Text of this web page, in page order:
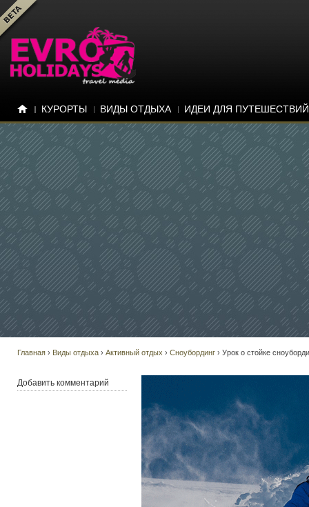
КУРОРТЫ ВИДЫ ОТДЫХА ИДЕИ ДЛЯ ПУТЕШЕСТВИЙ
Главная › Виды отдыха › Активный отдых › Сноубординг › Урок о стойке
Добавить комментарий